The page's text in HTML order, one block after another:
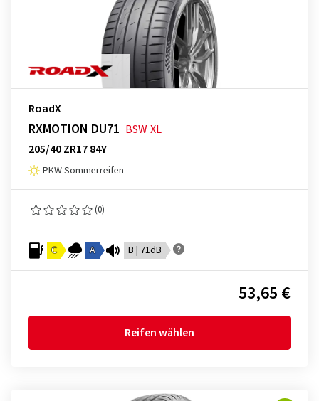
RoadX
RXMOTION DU71 BSWXL
205/40 ZR17 84Y
PKW Sommerreifen
(0)
C A B | 71dB
53,65 €
Reifen wählen